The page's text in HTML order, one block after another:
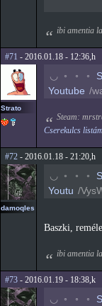
ibi amentia
#71 - 2016.01.18 - 12:36,h
Strato
◠ ◦ ◦ ◦
Youtube /
Steam:
Cserekulcs listám
#72 - 2016.01.18 - 21:20,h
damoqles
◠ ◦ ◦ ◦
Youtu /
Baszki,
ibi amentia
#73 - 2016.01.19 - 18:38,k
◠ ◦ ◦ ◦